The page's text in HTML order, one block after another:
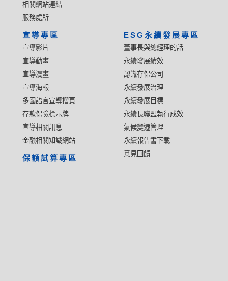
相關網站連結
服務處所
宣導專區
宣導影片
宣導動畫
宣導漫畫
宣導海報
多國語言宣導摺頁
存款保險標示牌
宣導相關訊息
金融相關知識網站
ESG永續發展專區
董事長與總經理的話
永續發展績效
認識存保公司
永續發展治理
永續發展目標
永續長聯盟執行成效
氣候變遷管理
永續報告書下載
意見回饋
保額試算專區